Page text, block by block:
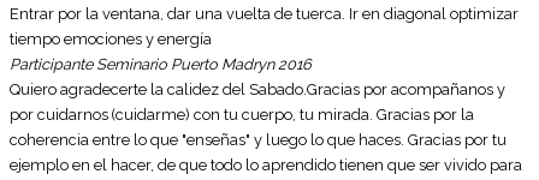
Entrar por la ventana, dar una vuelta de tuerca. Ir en diagonal optimizar
tiempo emociones y energía
Participante Seminario Puerto Madryn 2016
Quiero agradecerte la calidez del Sabado.Gracias por acompañanos y
por cuidarnos (cuidarme) con tu cuerpo, tu mirada. Gracias por la
coherencia entre lo que "enseñas" y luego lo que haces. Gracias por tu
ejemplo en el hacer, de que todo lo aprendido tienen que ser vivido para